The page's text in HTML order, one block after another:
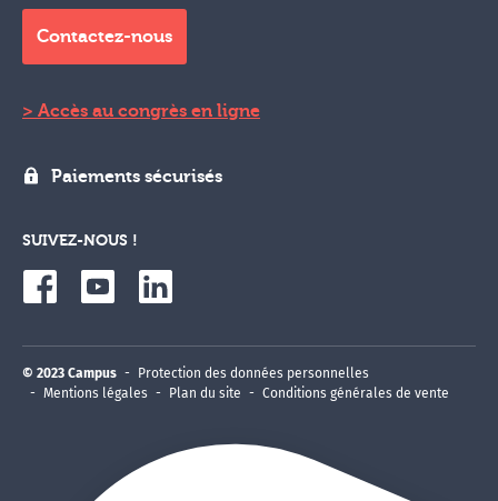
Contactez-nous
Accès au congrès en ligne
Paiements sécurisés
SUIVEZ-NOUS !
© 2023 Campus
Protection des données personnelles
Mentions légales
Plan du site Conditions générales de vente